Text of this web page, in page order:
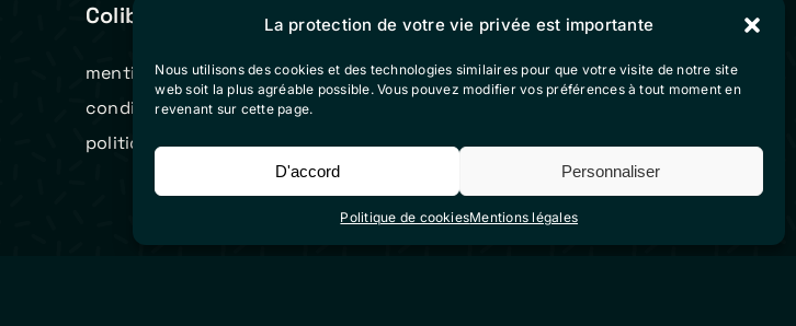
La protection de votre vie privée est importante
Nous utilisons des cookies et des technologies similaires pour que votre visite de notre site
web soit la plus agréable possible. Vous pouvez modifier vos préférences à tout moment en
revenant sur cette page.
D'accord Personnaliser
Politique de cookiesMentions légales
Colibri Vidéo
mentions légales
conditions générales de vente
politique de cookies (eu)
Suivez-nous sur nos